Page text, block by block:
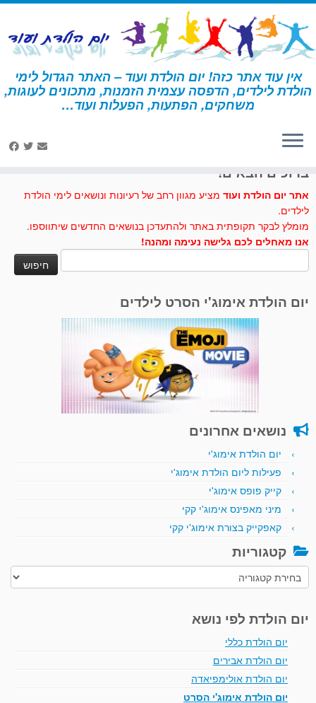
דלג
לתוכן
אין עוד אתר כזה! יום הולדת ועוד – האתר הגדול לימי
הולדת לילדים, הדפסה עצמית הזמנות, מתכונים לעוגות,
משחקים, הפתעות, הפעלות ועוד… דף הבית » פו הדוב » קבלת פנים וקישוטים פו הדוב
ברוכים הבאים!
אתר יום הולדת ועוד מציע מגוון רחב של רעיונות ונושאים לימי הולדת
לילדים.
מומלץ לבקר תקופתית באתר ולהתעדכן בנושאים החדשים שיתווספו.
אנו מאחלים לכם גלישה נעימה ומהנה!
יום הולדת אימוג'י הסרט לילדים
נושאים אחרונים
יום הולדת אימוג'י
פעילות ליום הולדת אימוג'י
קייק פופס אימוג'י
מיני מאפינס אימוג'י קקי
קאפקייק בצורת אימוג'י קקי
קטגוריות
קטגוריות
יום הולדת לפי נושא
יום הולדת כללי
יום הולדת אבירים
יום הולדת אולימפיאדה
יום הולדת אימוג'י הסרט